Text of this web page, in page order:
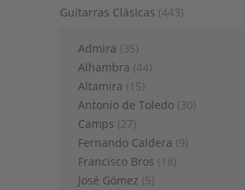
Guitarras Clásicas (443)
Admira (35)
Alhambra (44)
Altamira (15)
Antonio de Toledo (30)
Camps (27)
Fernando Caldera (9)
Francisco Bros (18)
José Gómez (5)